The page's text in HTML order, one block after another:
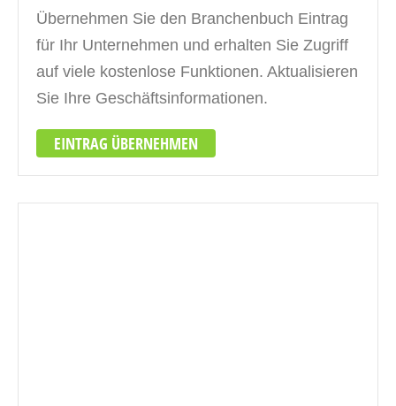
Übernehmen Sie den Branchenbuch Eintrag
für Ihr Unternehmen und erhalten Sie Zugriff
auf viele kostenlose Funktionen. Aktualisieren
Sie Ihre Geschäftsinformationen.
EINTRAG ÜBERNEHMEN